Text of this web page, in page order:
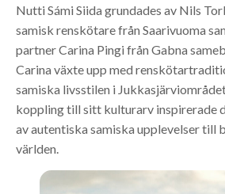
Nutti Sámi Siida grundades av Nils
samisk renskötare från Saarivuoma
partner Carina Pingi från Gabna
Carina växte upp med
samiska livsstilen i
koppling till sitt kulturarv inspirerade
av autentiska samiska upplevelser till
världen.